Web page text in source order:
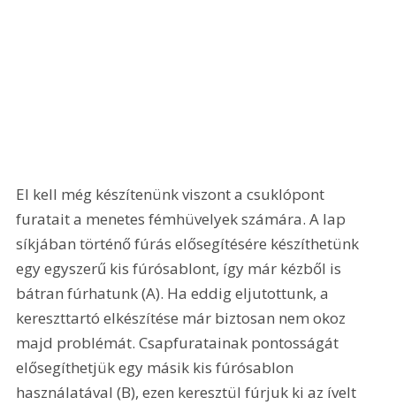
El kell még készítenünk viszont a csuklópont
furatait a menetes fémhüvelyek számára. A lap
síkjában történő fúrás elősegítésére készíthetünk
egy egyszerű kis fúrósablont, így már kézből is
bátran fúrhatunk (A). Ha eddig eljutottunk, a
kereszttartó elkészítése már biztosan nem okoz
majd problémát. Csapfuratainak pontosságát
elősegíthetjük egy másik kis fúrósablon
használatával (B), ezen keresztül fúrjuk ki az ívelt